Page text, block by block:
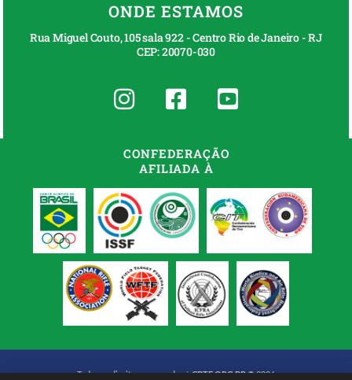
ONDE ESTAMOS
Rua Miguel Couto, 105 sala 922 - Centro Rio de Janeiro - RJ
CEP: 20070-030
CONFEDERAÇÃO
AFILIADA À
Todos os direitos reservados àCBTE.ORG.BR© 2026